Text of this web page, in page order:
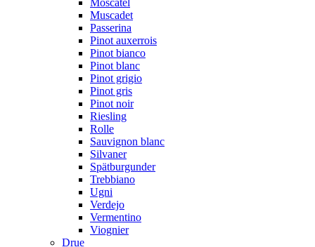
Muscadet
Passerina
Pinot auxerrois
Pinot bianco
Pinot blanc
Pinot grigio
Pinot gris
Pinot noir
Riesling
Rolle
Sauvignon blanc
Silvaner
Spätburgunder
Trebbiano
Ugni
Verdejo
Vermentino
Viognier
Drue